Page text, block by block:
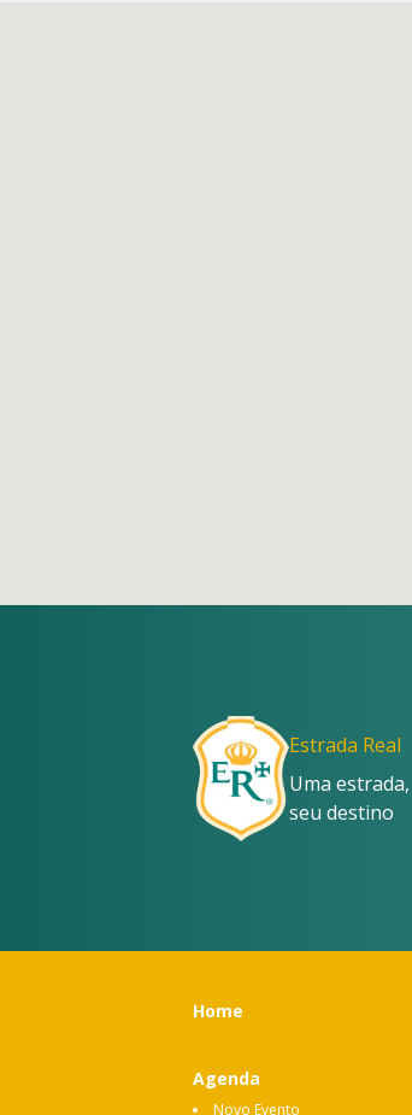
Estrada Real
Uma estrada,
seu destino
Home
Agenda
Novo Evento